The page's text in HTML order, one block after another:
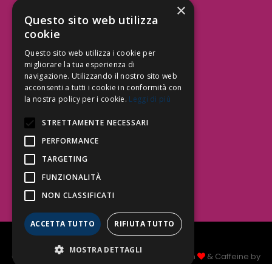
Aree Attività Civile
Tutele del Credito
Responsabilità Civile
Contrattualistica
Segui lo Studio EDG sui social.
Invia messaggio
T. 06.3232914
info@edg.legal
Privacy Policy|Cookie Policy
Copyright Studio Legale EDG 2026 © Made with
& Caffeine by
×
Questo sito web utilizza
cookie
Questo sito web utilizza i cookie per
migliorare la tua esperienza di
navigazione. Utilizzando il nostro sito web
acconsenti a tutti i cookie in conformità con
la nostra policy per i cookie. Leggi di più
STRETTAMENTE NECESSARI
PERFORMANCE
TARGETING
FUNZIONALITÀ
NON CLASSIFICATI
ACCETTA TUTTO RIFIUTA TUTTO
MOSTRA DETTAGLI